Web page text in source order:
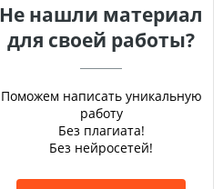
Не нашли материал
для своей работы?
Поможем написать уникальную
работу
Без плагиата!
Без нейросетей!